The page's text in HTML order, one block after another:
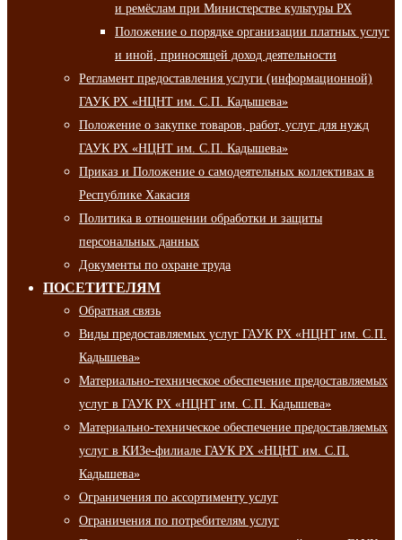
и ремёслам при Министерстве культуры РХ
Положение о порядке организации платных услуг
и иной, приносящей доход деятельности
Регламент предоставления услуги (информационной)
ГАУК РХ «НЦНТ им. С.П. Кадышева»
Положение о закупке товаров, работ, услуг для нужд
ГАУК РХ «НЦНТ им. С.П. Кадышева»
Приказ и Положение о самодеятельных коллективах в
Республике Хакасия
Политика в отношении обработки и защиты
персональных данных
Документы по охране труда
ПОСЕТИТЕЛЯМ
Обратная связь
Виды предоставляемых услуг ГАУК РХ «НЦНТ им. С.П.
Кадышева»
Материально-техническое обеспечение предоставляемых
услуг в ГАУК РХ «НЦНТ им. С.П. Кадышева»
Материально-техническое обеспечение предоставляемых
услуг в КИЗе-филиале ГАУК РХ «НЦНТ им. С.П.
Кадышева»
Ограничения по ассортименту услуг
Ограничения по потребителям услуг